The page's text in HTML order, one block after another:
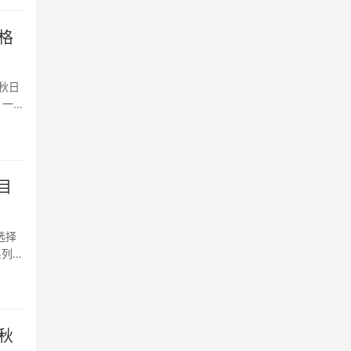
日
草
择
多